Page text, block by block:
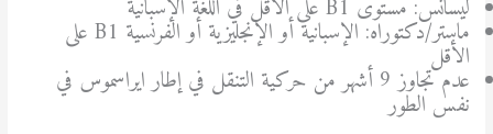
ليسانس: مستوى B1 على الأقل في اللغة الإسبانية
ماستر/دكتوراه: الإسبانية أو الإنجليزية أو الفرنسية B1 على
الأقل
عدم تجاوز 9 أشهر من حركية التنقل في إطار ايراسموس في
نفس الطور